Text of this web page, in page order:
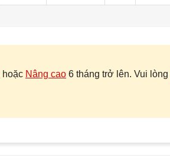
hoặc Nâng cao 6 tháng trở lên. Vui lòng